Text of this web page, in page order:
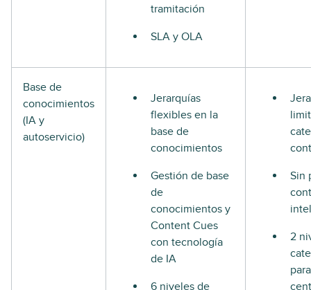
tramitación
SLA y OLA
Base de
conocimientos
(IA y
autoservicio)
Jerarquías
flexibles en la
base de
conocimientos
Gestión de base
de
conocimientos y
Content Cues
con tecnología
de IA
6 niveles de
Sin
2